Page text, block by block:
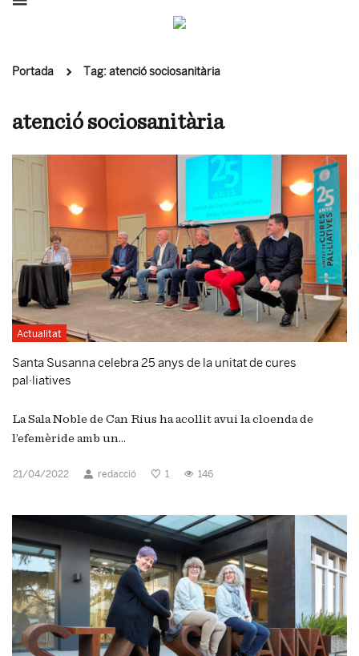
Portada Tag: atenció sociosanitària
atenció sociosanitària
Actualitat
Santa Susanna celebra 25 anys de la unitat de cures
pal·liatives
La Sala Noble de Can Rius ha acollit avui la cloenda de
l’efemèride amb un...
21/04/2022 redacció 1 146